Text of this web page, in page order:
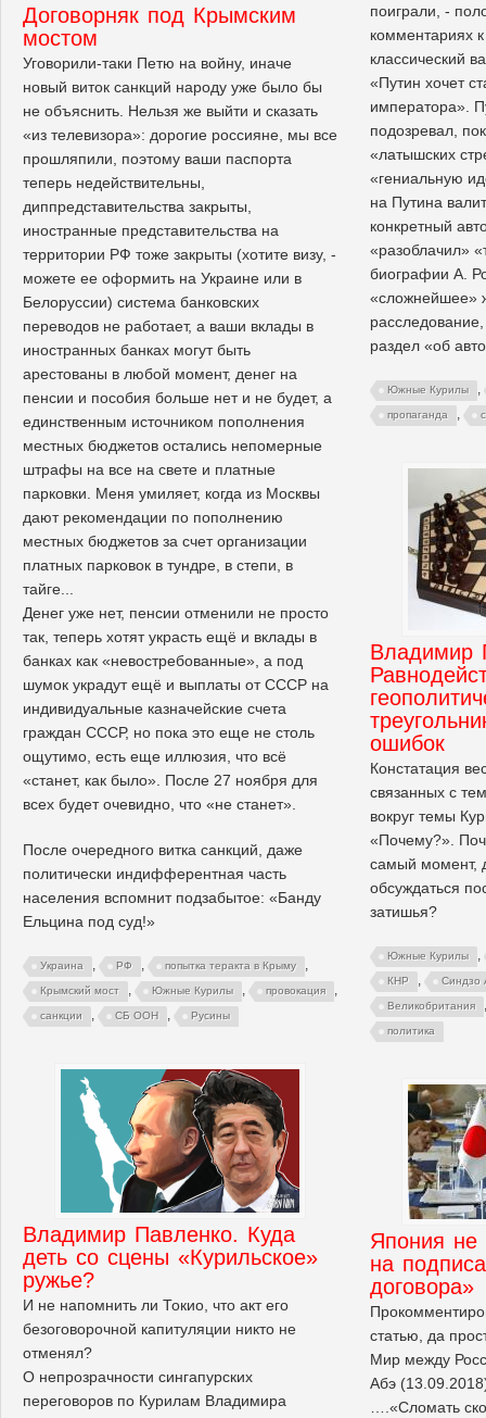
поиграли, -
комментариях
классический
«Путин хочет
императора».
подозревал,
«латышских
«гениальную
на Путина
конкретный
«разоблачил»
биографии А.
«сложнейшее»
раздел «об
Южные Курилы ,
пропаганда ,
Договорняк под Крымским
мостом
Уговорили-таки Петю на войну, иначе
новый виток санкций народу уже было бы
не объяснить. Нельзя же выйти и сказать
«из телевизора»: дорогие россияне, мы все
прошляпили, поэтому ваши паспорта
теперь недействительны,
диппредставительства закрыты,
иностранные представительства на
территории РФ тоже закрыты (хотите визу, -
можете ее оформить на Украине или в
Белоруссии) система банковских
переводов не работает, а ваши вклады в
иностранных банках могут быть
арестованы в любой момент, денег на
пенсии и пособия больше нет и не будет, а
единственным источником пополнения
местных бюджетов остались непомерные
штрафы на все на свете и платные
парковки. Меня умиляет, когда из Москвы
дают рекомендации по пополнению
местных бюджетов за счет организации
платных парковок в тундре, в степи, в
тайге...
Денег уже нет, пенсии отменили не просто
так, теперь хотят украсть ещё и вклады в
банках как «невостребованные», а под
шумок украдут ещё и выплаты от СССР на
индивидуальные казначейские счета
граждан СССР, но пока это еще не столь
ощутимо, есть еще иллюзия, что всё
«станет, как было». После 27 ноября для
всех будет очевидно, что «не станет».
После очередного витка санкций, даже
политически индифферентная часть
населения вспомнит подзабытое: «Банду
Ельцина под суд!»
Украина , РФ , попытка теракта в Крыму ,
Крымский мост , Южные Курилы , провокация ,
санкции , СБ ООН , Русины
Владимир
ошибок
Констатация
связанных с
вокруг темы
«Почему?».
самый момент,
обсуждаться
затишья?
Южные Курилы ,
КНР , Синдзо
Великобритания
политика
Владимир Павленко. Куда
деть со сцены «Курильское»
ружье?
И не напомнить ли Токио, что акт его
безоговорочной капитуляции никто не
отменял?
О непрозрачности сингапурских
переговоров по Курилам Владимира
Япония не
на
договора»
статью, да
Мир между
Абэ
….«Сломать